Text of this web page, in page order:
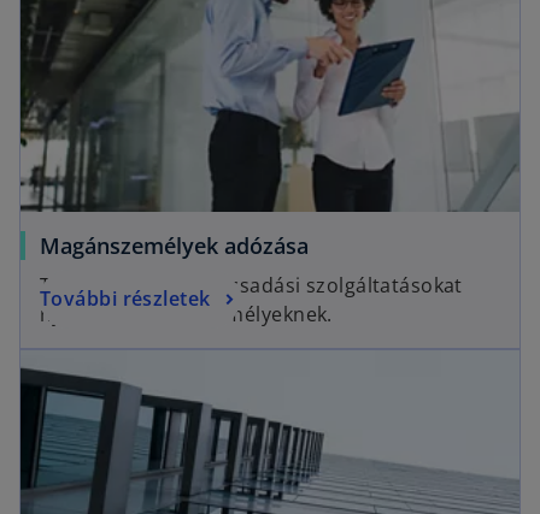
Magánszemélyek adózása
Teljes körű adótanácsadási szolgáltatásokat
nyújtunk magánszemélyeknek.
További részletek